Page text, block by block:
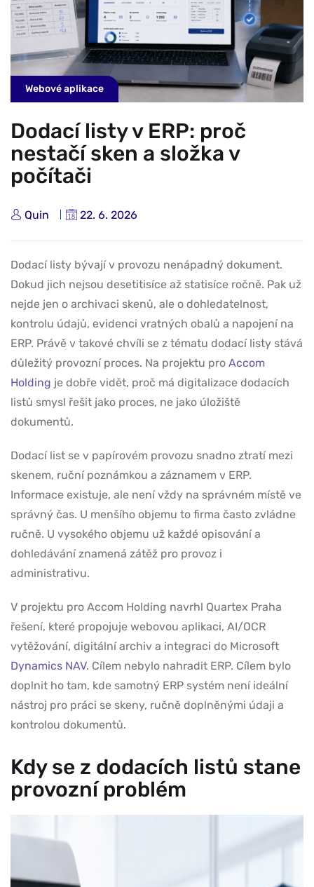
Webové aplikace
Dodací listy v ERP: proč
nestačí sken a složka v
počítači
Quin 22. 6. 2026
Dodací listy bývají v provozu nenápadný dokument.
Dokud jich nejsou desetitisíce až statisíce ročně. Pak už
nejde jen o archivaci skenů, ale o dohledatelnost,
kontrolu údajů, evidenci vratných obalů a napojení na
ERP. Právě v takové chvíli se z tématu dodací listy stává
důležitý provozní proces. Na projektu pro Accom
Holding je dobře vidět, proč má digitalizace dodacích
listů smysl řešit jako proces, ne jako úložiště
dokumentů.
Dodací list se v papírovém provozu snadno ztratí mezi
skenem, ruční poznámkou a záznamem v ERP.
Informace existuje, ale není vždy na správném místě ve
správný čas. U menšího objemu to firma často zvládne
ručně. U vysokého objemu už každé opisování a
dohledávání znamená zátěž pro provoz i
administrativu.
V projektu pro Accom Holding navrhl Quartex Praha
řešení, které propojuje webovou aplikaci, AI/OCR
vytěžování, digitální archiv a integraci do Microsoft
Dynamics NAV. Cílem nebylo nahradit ERP. Cílem bylo
doplnit ho tam, kde samotný ERP systém není ideální
nástroj pro práci se skeny, ručně doplněnými údaji a
kontrolou dokumentů.
Kdy se z dodacích listů stane
provozní problém